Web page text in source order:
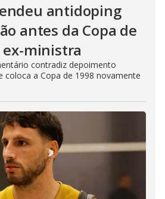
antidoping
antes da Copa de
ex-ministra
contradiz depoimento
coloca a Copa de 1998 novamente